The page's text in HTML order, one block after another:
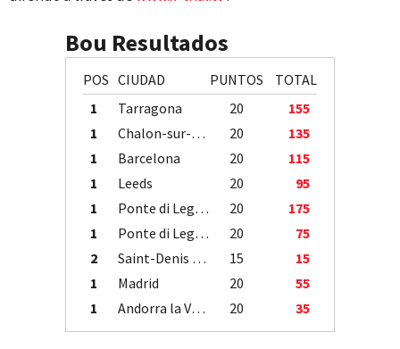
Bou Resultados
POS CIUDAD PUNTOS
TOTAL
1
Tarragona 20
155
1
Chalon-sur-Saône 20
135
1
Barcelona 20
115
1
Leeds 20
95
1
Ponte di Legno 20
175
1
Ponte di Legno 20
75
2
Saint-Denis / Île de la Réunion 15
15
1
Madrid 20
55
1
Andorra la Vella 20 35